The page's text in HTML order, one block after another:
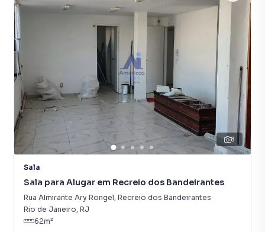
8
Sala
Sala para Alugar em Recreio dos Bandeirantes
Rua Almirante Ary Rongel, Recreio dos Bandeirantes
Rio de Janeiro, RJ
62m²